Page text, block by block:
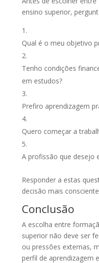
ensino superior,
Qual é o meu objetivo
Tenho condições
em estudos?
Prefiro aprendizagem
Quero começar a
A profissão que desejo
Responder a estas
decisão mais
Conclusão
A escolha entre
superior não deve ser
ou pressões externas,
perfil de aprendizagem